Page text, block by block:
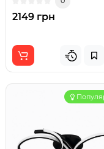
2149 грн